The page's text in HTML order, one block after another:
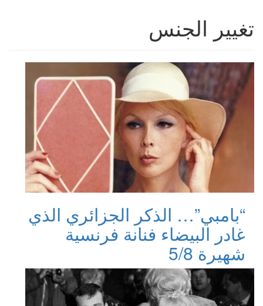
تغيير الجنس
“بامبي”… الذكر الجزائري الذي
غادر البيضاء فنانة فرنسية
شهيرة 5/8